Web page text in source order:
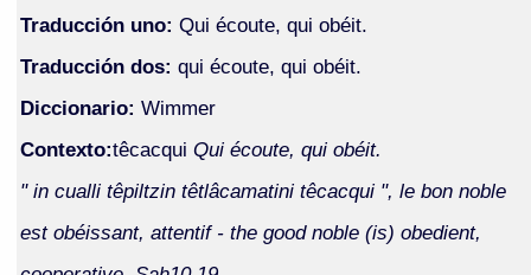
Traducción uno: Qui écoute, qui obéit.
Traducción dos: qui écoute, qui obéit.
Diccionario: Wimmer
Contexto:têcacqui Qui écoute, qui obéit.
" in cualli têpiltzin têtlâcamatini têcacqui ", le bon noble
est obéissant, attentif - the good noble (is) obedient,